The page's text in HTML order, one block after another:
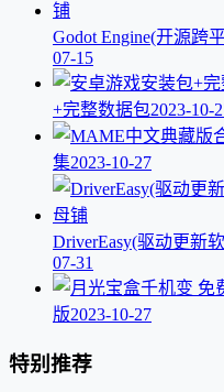
Godot Engine(开源跨
07-15
+完整数据包2023-10-
集2023-10-27
DriverEasy(驱动更新
07-31
版2023-10-27
特别推荐